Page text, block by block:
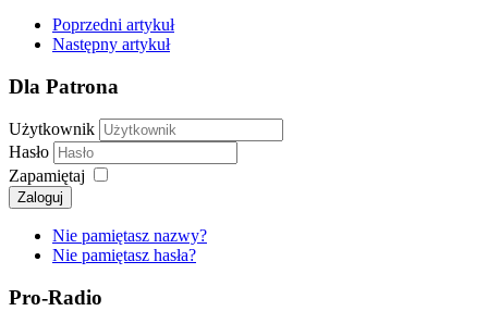
Poprzedni artykuł
Następny artykuł
Dla Patrona
Użytkownik
Hasło
Zapamiętaj
Zaloguj
Nie pamiętasz nazwy?
Nie pamiętasz hasła?
Pro-Radio